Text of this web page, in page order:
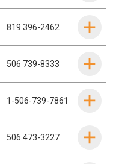
819 396-2462
506 739-8333
1-506-739-7861
506 473-3227